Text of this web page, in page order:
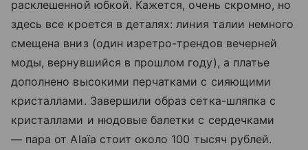
расклешенной юбкой. Кажется, очень скромно, но
здесь все кроется в деталях: линия талии немного
смещена вниз (один изретро-трендов вечерней
моды, вернувшийся в прошлом году), а платье
дополнено высокими перчатками с сияющими
кристаллами. Завершили образ сетка-шляпка с
кристаллами и нюдовые балетки с сердечками
— пара отAlaïa стоит около 100 тысяч рублей.